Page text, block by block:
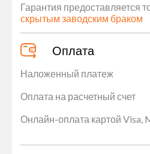
Гарантия предоставляется
скрытым заводским браком
Оплата
Наложенный платеж
Оплата на расчетный счет
Онлайн-оплата картой Visa,